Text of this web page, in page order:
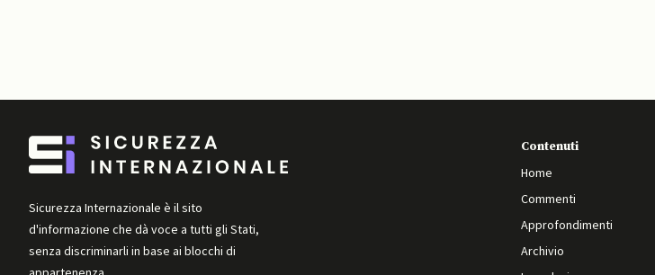
Sicurezza Internazionale è il sito
d'informazione che dà voce a tutti gli Stati,
senza discriminarli in base ai blocchi di
Contenuti
Home
Commenti
Approfondimenti
Archivio